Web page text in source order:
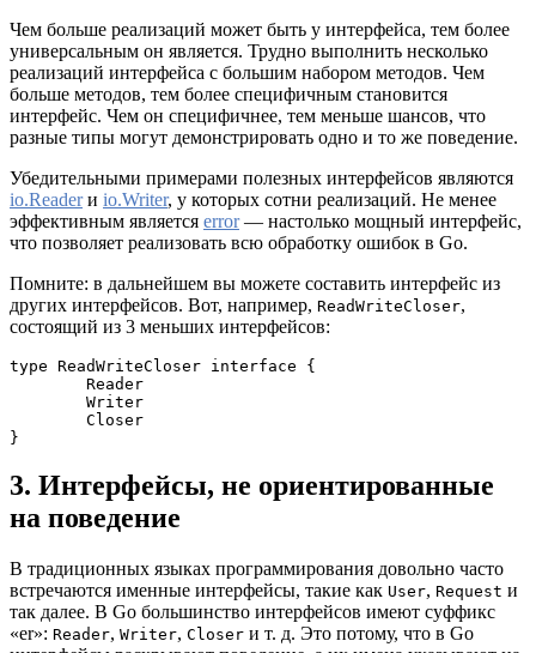
Чем больше реализаций может быть у интерфейса, тем более
универсальным он является. Трудно выполнить несколько
реализаций интерфейса с большим набором методов. Чем
больше методов, тем более специфичным становится
интерфейс. Чем он специфичнее, тем меньше шансов, что
разные типы могут демонстрировать одно и то же поведение.
Убедительными примерами полезных интерфейсов являются
io.Readerи io.Writer, у которых сотни реализаций. Не менее
эффективным является error— настолько мощный интерфейс,
что позволяет реализовать всю обработку ошибок в Go.
Помните: в дальнейшем вы можете составить интерфейс из
других интерфейсов. Вот, например, ReadWriteCloser,
состоящий из 3 меньших интерфейсов:
type ReadWriteCloser interface {
	Reader
	Writer
	Closer
}
3. Интерфейсы, не ориентированные
на поведение
В традиционных языках программирования довольно часто
встречаются именные интерфейсы, такие как User, Request и
так далее. В Go большинство интерфейсов имеют суффикс
«er»: Reader, Writer, Closer и т. д. Это потому, что в Go